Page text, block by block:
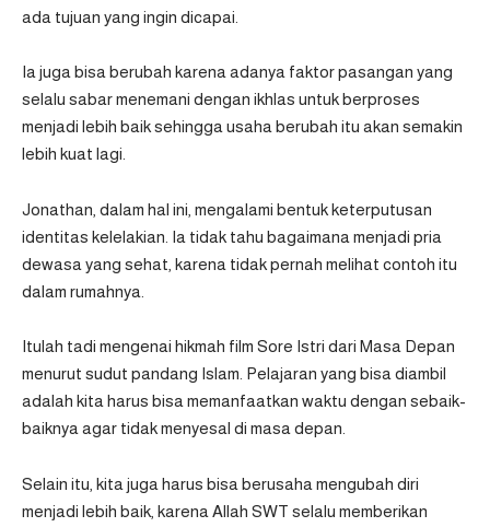
ada tujuan yang ingin dicapai.
Ia juga bisa berubah karena adanya faktor pasangan yang
selalu sabar menemani dengan ikhlas untuk berproses
menjadi lebih baik sehingga usaha berubah itu akan semakin
lebih kuat lagi.
Jonathan, dalam hal ini, mengalami bentuk keterputusan
identitas kelelakian. Ia tidak tahu bagaimana menjadi pria
dewasa yang sehat, karena tidak pernah melihat contoh itu
dalam rumahnya.
Itulah tadi mengenai hikmah film Sore Istri dari Masa Depan
menurut sudut pandang Islam. Pelajaran yang bisa diambil
adalah kita harus bisa memanfaatkan waktu dengan sebaik-
baiknya agar tidak menyesal di masa depan.
Selain itu, kita juga harus bisa berusaha mengubah diri
menjadi lebih baik, karena Allah SWT selalu memberikan